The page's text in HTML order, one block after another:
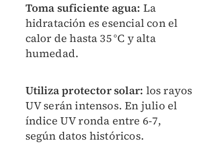
Toma suficiente agua: La
hidratación es esencial con el
calor de hasta 35 °C y alta
humedad.
Utiliza protector solar: los rayos
UV serán intensos. En julio el
índice UV ronda entre 6-7,
según datos históricos.